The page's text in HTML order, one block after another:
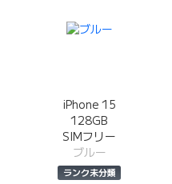
iPhone 15
128GB
SIMフリー
ブルー
ランク未分類